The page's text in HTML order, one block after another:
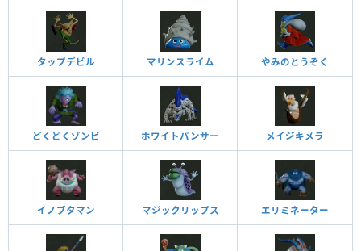
タップデビル マリンスライム やみのとうぞく
どくどくゾンビ ホワイトパンサー メイジキメラ
イノブタマン マジックリップス エリミネーター